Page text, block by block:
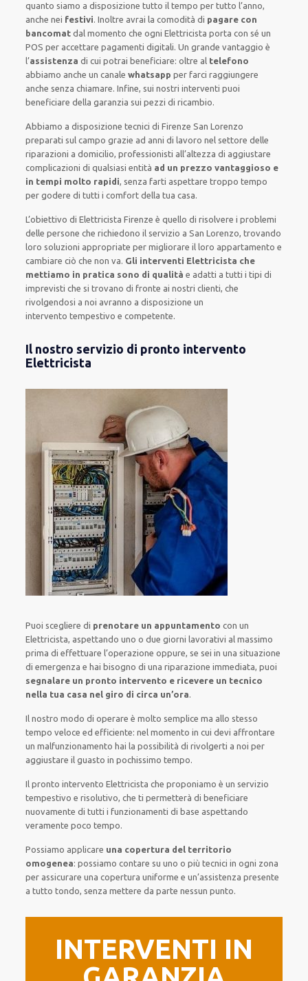
quanto siamo a disposizionetutto il tempo per tutto l’anno,
anche nei festivi.Inoltre avrai la comodità di pagare con
bancomat dal momento che ogni Elettricistaporta con séun
POSper accettare pagamentidigitali.Un grande vantaggio è
l’assistenza di cui potrai beneficiare: oltre al telefono
abbiamo anche uncanale whatsappper farci raggiungere
anche senza chiamare.Infine, sui nostri interventi puoi
beneficiare dellagaranzia sui pezzi di ricambio.
Abbiamo a disposizionetecnici di Firenze San Lorenzo
preparati sul campo grazie ad anni di lavoronel settore delle
riparazioni a domicilio, professionisti all’altezza di aggiustare
complicazioni di qualsiasi entità ad un prezzo vantaggioso e
in tempi molto rapidi, senza farti aspettare troppo tempo
per godere di tutti i comfort della tua casa.
L’obiettivo di Elettricista Firenze è quello di risolvere i problemi
delle persone cherichiedono il servizio a San Lorenzo, trovando
loro soluzioni appropriate per migliorareil loro appartamento e
cambiare ciò che non va. Gli interventi Elettricista che
mettiamo in pratica sono di qualità e adatti a tutti i tipi di
imprevisti che si trovano di fronte ai nostri clienti, che
rivolgendosi a noi avranno a disposizione un
interventotempestivo e competente.
Il nostro servizio di pronto intervento
Elettricista
Puoi scegliere di prenotare un appuntamento con un
Elettricista, aspettandouno o due giorni lavorativi al massimo
prima dieffettuare l’operazione oppure, se sei in una situazione
di emergenza e hai bisogno diuna riparazione immediata, puoi
segnalare un pronto intervento e ricevere un tecnico
nella tua casa nel giro di circa un’ora.
Il nostro modo di operare èmolto semplice ma allo stesso
tempo veloce ed efficiente: nel momento in cuidevi affrontare
un malfunzionamento hai la possibilità di rivolgerti a noi per
aggiustare ilguasto in pochissimo tempo.
Il pronto intervento Elettricistache proponiamo èun servizio
tempestivo e risolutivo, che tipermetterà di beneficiare
nuovamente di tutti i funzionamenti di base aspettando
veramente poco tempo.
Possiamo applicare una copertura del territorio
omogenea:possiamo contare su uno o piùtecnici in ogni zona
per assicurare una coperturauniforme e un’assistenza presente
atutto tondo, senzamettere da partenessun punto.
INTERVENTI IN